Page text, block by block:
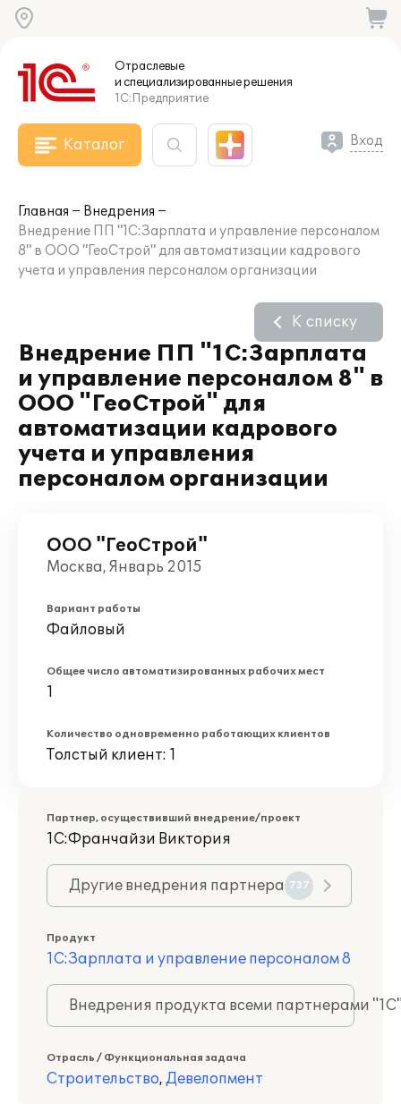
Отраслевые
и специализированныерешения
1С:Предприятие
Каталог Вход
Главная
Внедрения
Внедрение ПП "1С:Зарплата и управление персоналом
8" в ООО "ГеоСтрой" для автоматизации кадрового
учета и управления персоналом организации
Внедрение ПП "1С:Зарплата
и управление персоналом 8" в
ООО "ГеоСтрой" для
автоматизации кадрового
учета и управления
персоналом организации
К списку
ООО "ГеоСтрой"
Москва, Январь 2015
Вариант работы
Файловый
Общее число автоматизированных рабочих мест
1
Количество одновременно работающих клиентов
Толстый клиент: 1
Партнер, осуществивший внедрение/проект
1С:Франчайзи Виктория
Другие внедрения партнера 737
Продукт
1С:Зарплата и управление персоналом 8
Внедрения продукта всеми партнерами
Отрасль / Функциональная задача
Строительство, Девелопмент